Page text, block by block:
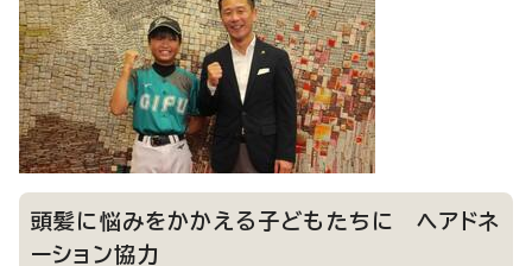
頭髪に悩みをかかえる子どもたちに ヘアドネ
ーション協力